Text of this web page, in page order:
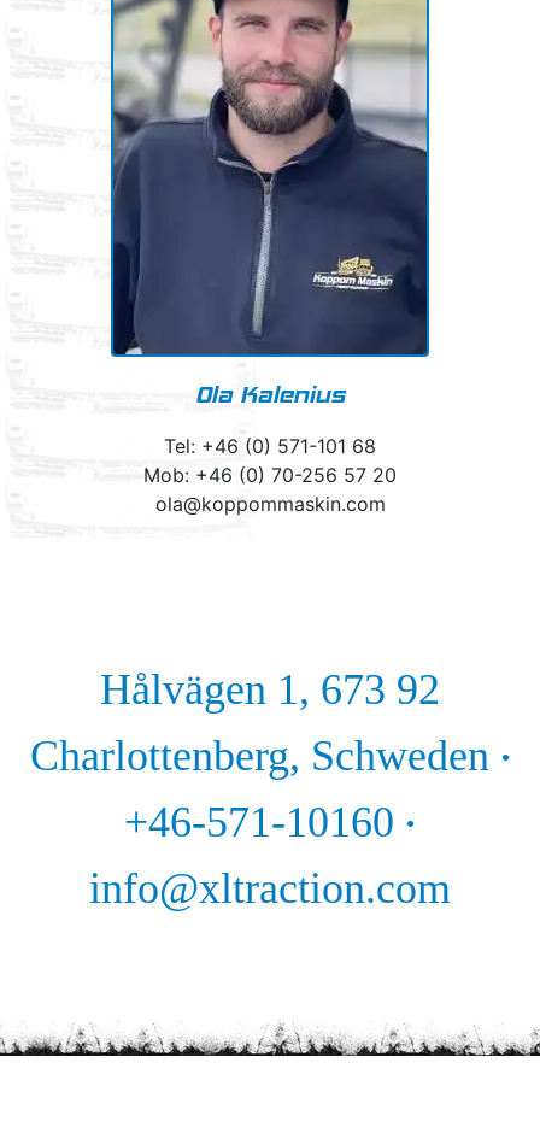
Ola Kalenius
Tel: +46 (0) 571-101 68
Mob: +46 (0) 70-256 57 20
ola@koppommaskin.com
Hålvägen 1, 673 92
Charlottenberg, Schweden ·
+46-571-10160 ·
info@xltraction.com